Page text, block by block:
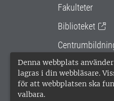
Denna webbplats
lagras i din webbläsare.
för att webbplatsen ska
valbara.
Fakulteter
Biblioteket
Gemensamma